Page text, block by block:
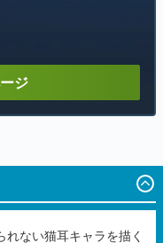
れない猫耳キャラを描く
視聴者の一部から批判意
用と思しき描写も含め
交わす